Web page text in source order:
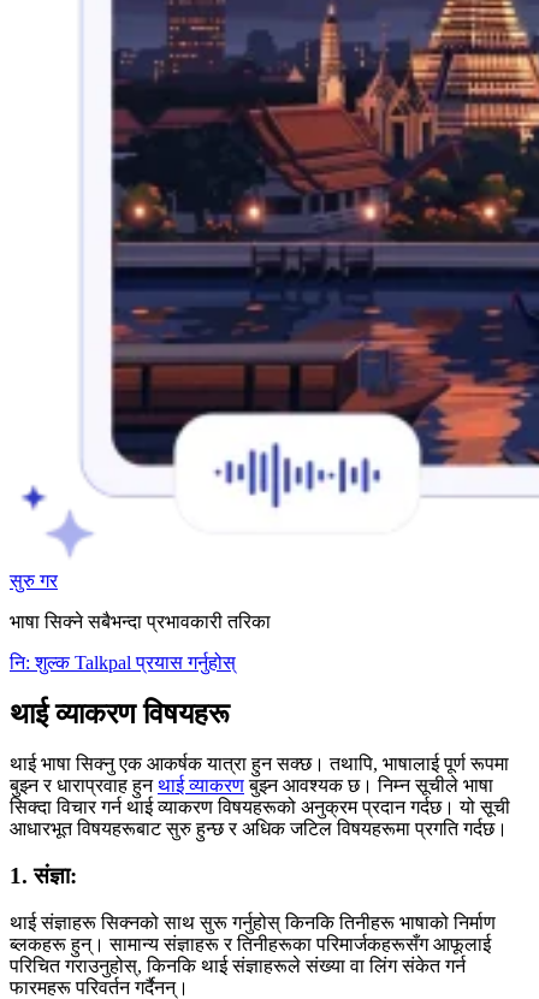
सुरु गर
भाषा सिक्ने सबैभन्दा प्रभावकारी तरिका
नि: शुल्क Talkpal प्रयास गर्नुहोस्
थाई व्याकरण विषयहरू
थाई भाषा सिक्नु एक आकर्षक यात्रा हुन सक्छ। तथापि, भाषालाई पूर्ण रूपमा
बुझ्न र धाराप्रवाह हुनथाई व्याकरणबुझ्न आवश्यक छ। निम्न सूचीले भाषा
सिक्दा विचार गर्न थाई व्याकरण विषयहरूको अनुक्रम प्रदान गर्दछ। यो सूची
आधारभूत विषयहरूबाट सुरु हुन्छ र अधिक जटिल विषयहरूमा प्रगति गर्दछ।
1. संज्ञा:
थाई संज्ञाहरू सिक्नको साथ सुरू गर्नुहोस् किनकि तिनीहरू भाषाको निर्माण
ब्लकहरू हुन्। सामान्य संज्ञाहरू र तिनीहरूका परिमार्जकहरूसँग आफूलाई
परिचित गराउनुहोस्, किनकि थाई संज्ञाहरूले संख्या वा लिंग संकेत गर्न
फारमहरू परिवर्तन गर्दैनन्।